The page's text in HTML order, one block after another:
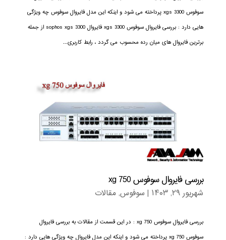
سوفوس xgs 3300 پرداخته می شود و اینکه این مدل فایروال سوفوس چه ویژگی
هایی دارد : بررسی فایروال سوفوس xgs 3300 فایروال sophos xgs 3300 از جمله
برترین فایروال های میان رده محسوب می گردد ، رابط کاربری...
بررسی فایروال سوفوس xg 750
شهریور ۲۹, ۱۴۰۳ | سوفوس,مقالات
بررسی فایروال سوفوس xg 750 : در این قسمت از مقالات به بررسی فایروال
سوفوس xg 750 پرداخته می شود و اینکه این مدل فایروال چه ویژگی هایی دارد :